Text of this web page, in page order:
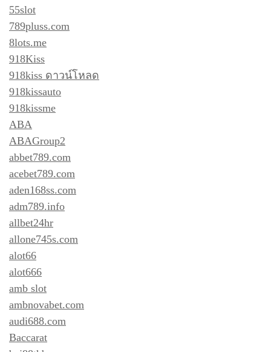
55slot
789pluss.com
8lots.me
918Kiss
918kiss ดาวน์โหลด
918kissauto
918kissme
ABA
ABAGroup2
abbet789.com
acebet789.com
aden168ss.com
adm789.info
allbet24hr
allone745s.com
alot66
alot666
amb slot
ambnovabet.com
audi688.com
Baccarat